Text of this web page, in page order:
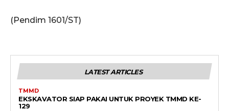
(Pendim 1601/ST)
LATEST ARTICLES
TMMD
EKSKAVATOR SIAP PAKAI UNTUK PROYEK TMMD KE-
129